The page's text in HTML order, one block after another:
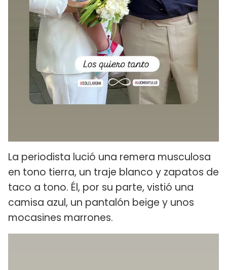
La periodista lució una remera musculosa
en tono tierra, un traje blanco y zapatos de
taco a tono. Él, por su parte, vistió una
camisa azul, un pantalón beige y unos
mocasines marrones.